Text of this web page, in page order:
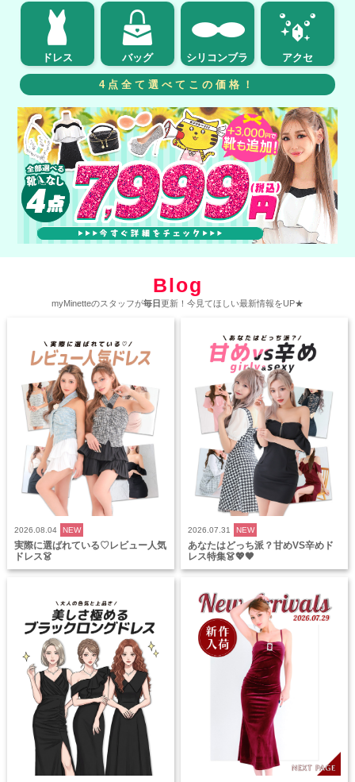
ドレス バッグ シリコンブラ アクセ
4点全て選べてこの価格！
Blog
myMinetteのスタッフが毎日更新！今見てほしい最新情報をUP★
2026.08.04 NEW
実際に選ばれている♡レビュー人気
ドレス👗
2026.07.31 NEW
あなたはどっち派？甘めVS辛めド
レス特集👗💖🖤